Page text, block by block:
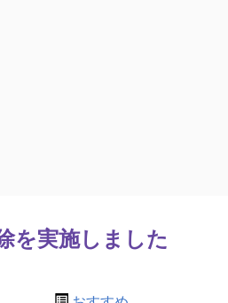
を実施しました